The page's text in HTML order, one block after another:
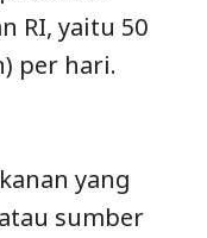
RI, yaitu 50
per hari.
yang
sumber